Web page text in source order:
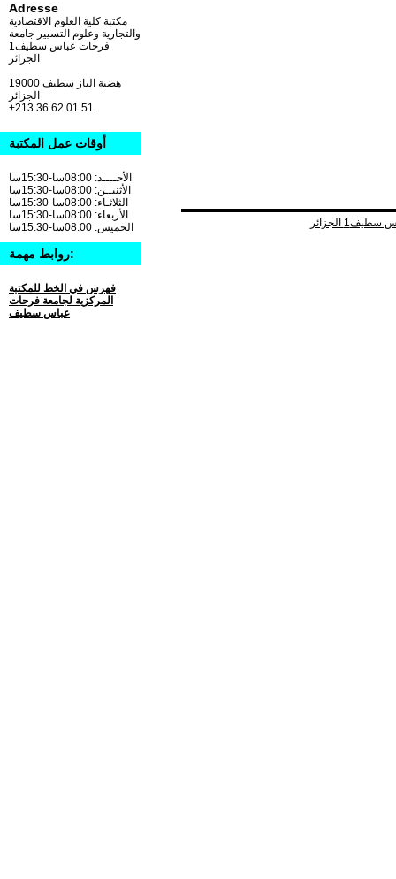
Adresse
مكتبة كلية العلوم الاقتصادية
والتجارية وعلوم التسيير جامعة
فرحات عباس سطيف1
الجزائر
19000 هضبة الباز سطيف
+213 36 62 01 51
أوقات عمل المكتبة
الأحــــد: 08:00سا-15:30سا
الأثنيــن: 08:00سا-15:30سا
الثلاثـاء: 08:00سا-15:30سا
الأربعاء: 08:00سا-15:30سا
الخميس: 08:00سا-15:30سا
روابط مهمة:
فهرس في الخط للمكتبة
المركزية لجامعة فرحات
عباس سطيف